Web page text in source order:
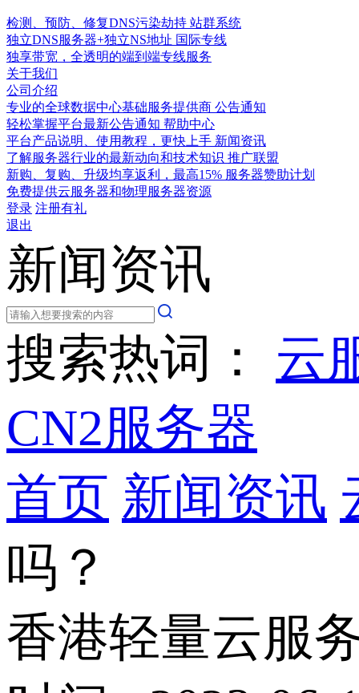
检测、预防、修复DNS污染劫持 站群系统
独立DNS服务器+独立NS地址 国际专线
独享带宽，全透明的端到端专线服务
关于我们
公司介绍
专业的全球数据中心基础服务提供商 公告通知
轻松掌握平台最新公告通知 帮助中心
平台产品说明、使用教程，更快上手 新闻资讯
了解服务器行业的最新动向和技术知识 推广联盟
新购、复购、升级均享返利，最高15% 服务器赞助计划
免费提供云服务器和物理服务器资源
登录 注册有礼
退出
新闻资讯
搜索热词： 云
CN2服务器
首页 新闻资讯
吗？
香港轻量云服